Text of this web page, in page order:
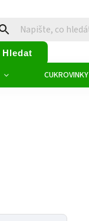
Hledat
CUKROVINKY